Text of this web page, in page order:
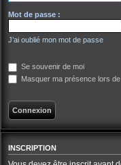
Mot de passe :
J’ai oublié mon mot de passe
Se souvenir de moi
Masquer ma présence lors
INSCRIPTION